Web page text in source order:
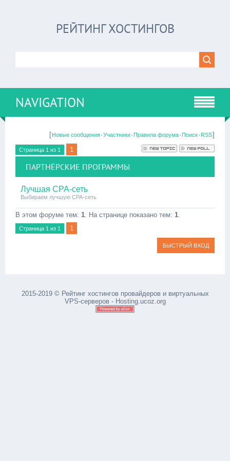
РЕЙТИНГ ХОСТИНГОВ
NAVIGATION
[Новые сообщения·Участники·Правила форума·Поиск·RSS]
Страница 1 из 1 1
ПАРТНЁРСКИЕ ПРОГРАММЫ
Лучшая CPA-сеть
Выбираем лучшую CPA-сеть
В этом форуме тем: 1. На странице показано тем: 1.
Страница 1 из 1 1
2015-2019 © Рейтинг хостингов провайдеров и виртуальных
VPS-серверов - Hosting.ucoz.org